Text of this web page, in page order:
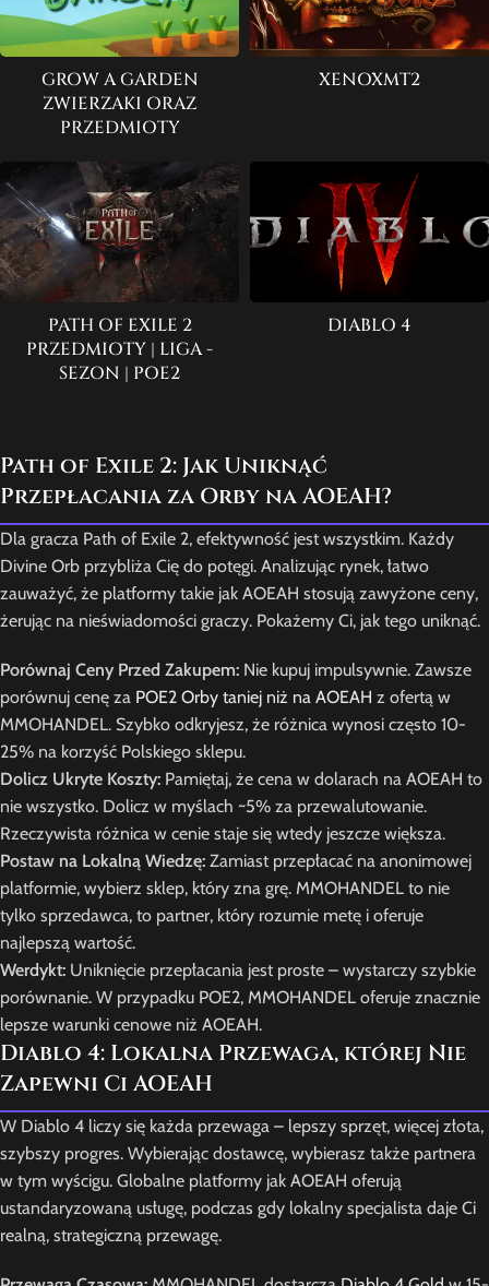
GROW A GARDEN
ZWIERZAKI ORAZ
PRZEDMIOTY
XENOXMT2
PATH OF EXILE 2
PRZEDMIOTY | LIGA -
SEZON | POE2
DIABLO 4
Path of Exile 2: Jak Uniknąć
Przepłacania za Orby na AOEAH?
Dla gracza Path of Exile 2, efektywność jest wszystkim. Każdy
Divine Orb przybliża Cię do potęgi. Analizując rynek, łatwo
zauważyć, że platformy takie jak AOEAH stosują zawyżone ceny,
żerując na nieświadomości graczy. Pokażemy Ci, jak tego uniknąć.
Porównaj Ceny Przed Zakupem: Nie kupuj impulsywnie. Zawsze
porównuj cenę za POE2 Orby taniej niż na AOEAH z ofertą w
MMOHANDEL. Szybko odkryjesz, że różnica wynosi często 10-
25% na korzyść Polskiego sklepu.
Dolicz Ukryte Koszty: Pamiętaj, że cena w dolarach na AOEAH to
nie wszystko. Dolicz w myślach ~5% za przewalutowanie.
Rzeczywista różnica w cenie staje się wtedy jeszcze większa.
Postaw na Lokalną Wiedzę: Zamiast przepłacać na anonimowej
platformie, wybierz sklep, który zna grę. MMOHANDEL to nie
tylko sprzedawca, to partner, który rozumie metę i oferuje
najlepszą wartość.
Werdykt: Uniknięcie przepłacania jest proste – wystarczy szybkie
porównanie. W przypadku POE2, MMOHANDEL oferuje znacznie
lepsze warunki cenowe niż AOEAH.
Diablo 4: Lokalna Przewaga, której Nie
Zapewni Ci AOEAH
W Diablo 4 liczy się każda przewaga – lepszy sprzęt, więcej złota,
szybszy progres. Wybierając dostawcę, wybierasz także partnera
w tym wyścigu. Globalne platformy jak AOEAH oferują
ustandaryzowaną usługę, podczas gdy lokalny specjalista daje Ci
realną, strategiczną przewagę.